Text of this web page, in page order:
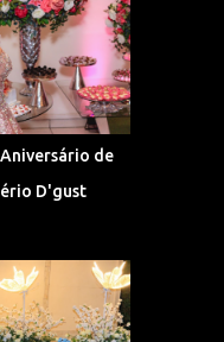
de
D'gust